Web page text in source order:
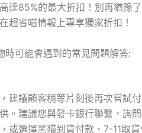
達85%的最大折扣！別再猶豫
超省喵情報上專享獨家折扣！
時可能會遇到的常見問題解答:
建議顧客稍等片刻後再次嘗試
。建議您與發卡銀行聯繫，詢
或選擇黑貓到貨付款、7-11取